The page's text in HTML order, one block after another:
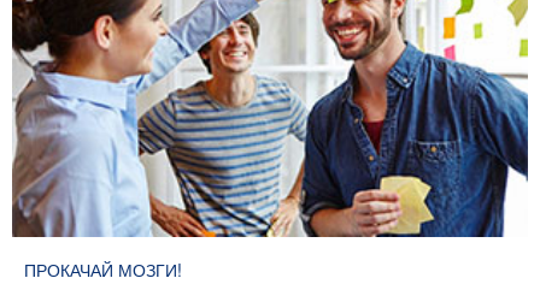
ПРОКАЧАЙ МОЗГИ!